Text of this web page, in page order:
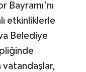
Bayramı'nı
etkinliklerle
Belediye